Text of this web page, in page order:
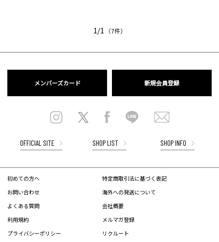
1/1 （7件）
メンバーズカード 新規会員登録
OFFICIAL SITE SHOP LIST SHOP INFO
初めての方へ
お問い合わせ
よくある質問
利用規約
プライバシーポリシー
特定商取引法に基づく表記
海外への発送について
会社概要
メルマガ登録
リクルート